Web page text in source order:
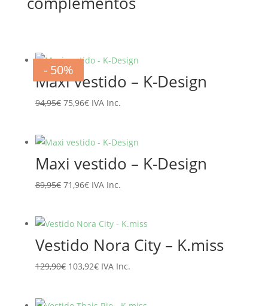
- 20%
Maxi vestido – K-Design
94,95€ El
era:
94,95€.
75,96€El
es:
75,96€.
IVA Inc.
- 20%
Maxi vestido – K-Design
89,95€ El
era:
89,95€.
71,96€El
es:
71,96€.
IVA Inc.
- 20%
Vestido Nora City – K.miss
129,90€ El
103,92€ElIVA Inc.
- 20%
- 20%
- 20%
- 50%
- 50%